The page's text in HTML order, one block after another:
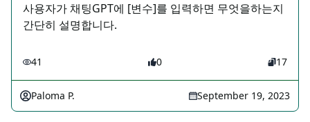
사용자가 채팅GPT에 [변수]를 입력하면 무엇을하는지
간단히 설명합니다.
41 0 17
Paloma P. September 19, 2023